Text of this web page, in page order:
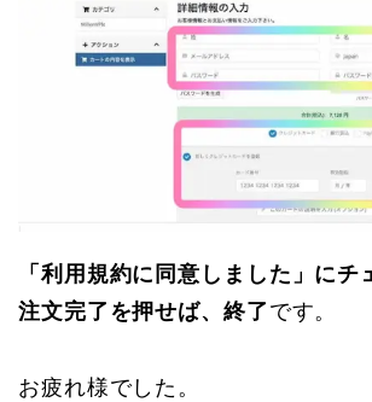
「利用規約に同意しました」にチ
注文完了を押せば、終了 です。
お疲れ様でした。